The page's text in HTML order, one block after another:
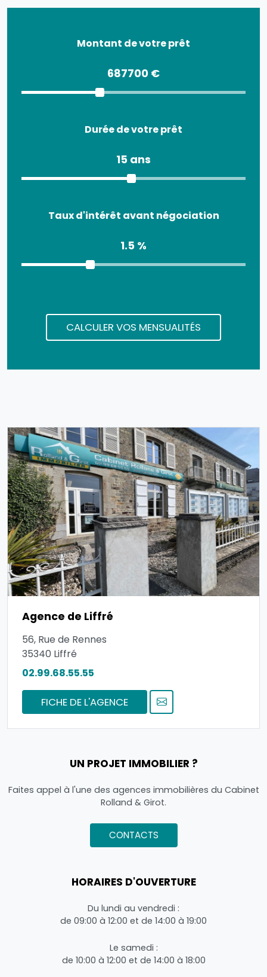
Montant de votre prêt
687700 €
Durée de votre prêt
15 ans
Taux d'intérêt avant négociation
1.5 %
Agence de Liffré
56, Rue de Rennes
35340 Liffré
02.99.68.55.55
FICHE DE L'AGENCE
UN PROJET IMMOBILIER ?
Faites appel à l'une des agences immobilières du Cabinet
Rolland & Girot.
CONTACTS
HORAIRES D'OUVERTURE
Du lundi au vendredi :
de 09:00 à 12:00 et de 14:00 à 19:00
Le samedi :
de 10:00 à 12:00 et de 14:00 à 18:00